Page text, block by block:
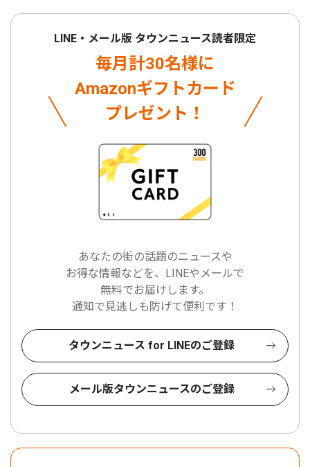
LINE・メール版 タウンニュース読者限定
毎月計30名様に
Amazonギフトカード
プレゼント！
あなたの街の話題のニュースや
お得な情報などを、LINEやメールで
無料でお届けします。
通知で見逃しも防げて便利です！
タウンニュース for LINEのご登録
メール版タウンニュースのご登録